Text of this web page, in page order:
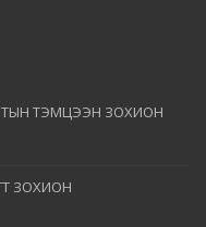
ТЭМЦЭЭН ЗОХИОН
ЗОХИОН